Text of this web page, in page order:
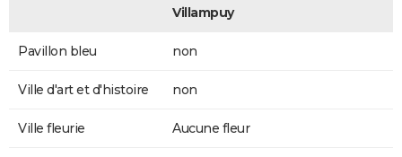
Villampuy
Pavillon bleu non
Ville d'art et d'histoire non
Ville fleurie Aucune fleur